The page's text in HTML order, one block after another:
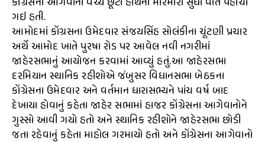
ગઇ હતી.
આમોદમાં કોંગ્રસના ઉમેદવાર સંજયસિંહ સોલંકીના ચૂંટણી પ્રચાર
અર્થે આમોદ ખાતે પુરષા રોડ પર આવેલ નવી નગરીમાં
જાહેરસભાનું આયોજન કરવામાં આવ્યું હતું.આ જાહેરસભા
દરમિયાન સ્થાનિક રહીશોએ જંબુસર વિધાનસભા બેઠકના
કોંગ્રેસના ઉમેદવાર અને વર્તમાન ધારાસભ્યને પાંચ વર્ષ બાદ
દેખાયા હોવાનું કહેતા જાહેર સભામાં હાજર કોંગ્રેસના આગેવાનોને
ગુસ્સો આવી ગયો હતો અને સ્થાનિક રહીશોને જાહેરસભા છોડી
જતા રહેવાનું કહેતા માહોલ ગરમાયો હતો અને કોંગ્રેસના આગેવાનો